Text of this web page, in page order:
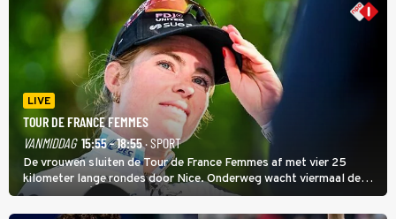
LIVE
TOUR DE FRANCE FEMMES
VANMIDDAG 15:55 - 18:55· SPORT
De vrouwen sluiten de Tour de France Femmes af met vier 25
kilometer lange rondes door Nice. Onderweg wacht viermaal de
zware Col d'Èze. Aan de finish op de Promenade des Anglais krijgt
de eindwinnaar de laatste gele trui.